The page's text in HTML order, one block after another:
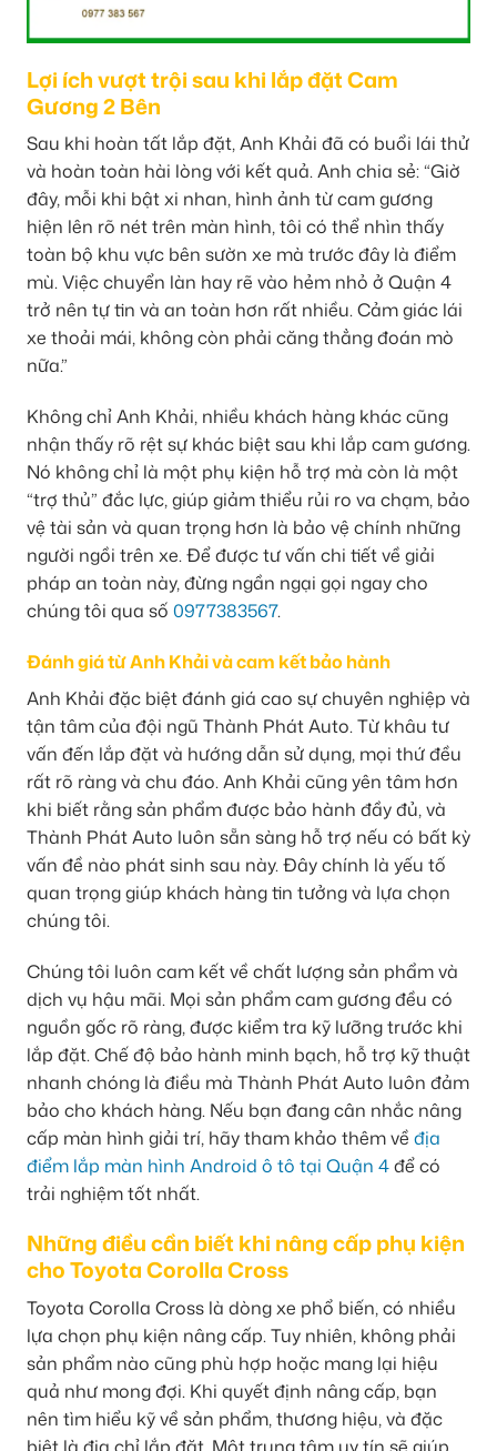
Lợi ích vượt trội sau khi lắp đặt Cam
Gương 2 Bên
Sau khi hoàn tất lắp đặt, Anh Khải đã có buổi lái thử
và hoàn toàn hài lòng với kết quả. Anh chia sẻ: “Giờ
đây, mỗi khi bật xi nhan, hình ảnh từ cam gương
hiện lên rõ nét trên màn hình, tôi có thể nhìn thấy
toàn bộ khu vực bên sườn xe mà trước đây là điểm
mù. Việc chuyển làn hay rẽ vào hẻm nhỏ ở Quận 4
trở nên tự tin và an toàn hơn rất nhiều. Cảm giác lái
xe thoải mái, không còn phải căng thẳng đoán mò
nữa.”
Không chỉ Anh Khải, nhiều khách hàng khác cũng
nhận thấy rõ rệt sự khác biệt sau khi lắp cam gương.
Nó không chỉ là một phụ kiện hỗ trợ mà còn là một
“trợ thủ” đắc lực, giúp giảm thiểu rủi ro va chạm, bảo
vệ tài sản và quan trọng hơn là bảo vệ chính những
người ngồi trên xe. Để được tư vấn chi tiết về giải
pháp an toàn này, đừng ngần ngại gọi ngay cho
chúng tôi qua số 0977383567.
Đánh giá từ Anh Khải và cam kết bảo hành
Anh Khải đặc biệt đánh giá cao sự chuyên nghiệp và
tận tâm của đội ngũ Thành Phát Auto. Từ khâu tư
vấn đến lắp đặt và hướng dẫn sử dụng, mọi thứ đều
rất rõ ràng và chu đáo. Anh Khải cũng yên tâm hơn
khi biết rằng sản phẩm được bảo hành đầy đủ, và
Thành Phát Auto luôn sẵn sàng hỗ trợ nếu có bất kỳ
vấn đề nào phát sinh sau này. Đây chính là yếu tố
quan trọng giúp khách hàng tin tưởng và lựa chọn
chúng tôi.
Chúng tôi luôn cam kết về chất lượng sản phẩm và
dịch vụ hậu mãi. Mọi sản phẩm cam gương đều có
nguồn gốc rõ ràng, được kiểm tra kỹ lưỡng trước khi
lắp đặt. Chế độ bảo hành minh bạch, hỗ trợ kỹ thuật
nhanh chóng là điều mà Thành Phát Auto luôn đảm
bảo cho khách hàng. Nếu bạn đang cân nhắc nâng
cấp màn hình giải trí, hãy tham khảo thêm về địa
điểm lắp màn hình Android ô tô tại Quận 4để có
trải nghiệm tốt nhất.
Những điều cần biết khi nâng cấp phụ kiện
cho Toyota Corolla Cross
Toyota Corolla Cross là dòng xe phổ biến, có nhiều
lựa chọn phụ kiện nâng cấp. Tuy nhiên, không phải
sản phẩm nào cũng phù hợp hoặc mang lại hiệu
quả như mong đợi. Khi quyết định nâng cấp, bạn
nên tìm hiểu kỹ về sản phẩm, thương hiệu, và đặc